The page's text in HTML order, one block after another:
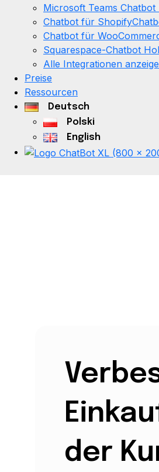
Microsoft Teams Chatbot
Chatbot für
Chatbot für
Squarespace-Chatbot
Alle Integrationen
Preise
Ressourcen
Deutsch
Polski
English
der